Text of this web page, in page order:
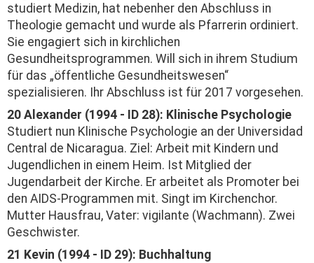
studiert Medizin, hat nebenher den Abschluss in
Theologie gemacht und wurde als Pfarrerin ordiniert.
Sie engagiert sich in kirchlichen
Gesundheitsprogrammen. Will sich in ihrem Studium
für das „öffentliche Gesundheitswesen“
spezialisieren. Ihr Abschluss ist für 2017 vorgesehen.
20 Alexander (1994 - ID 28): Klinische Psychologie
Studiert nun Klinische Psychologie an der Universidad
Central de Nicaragua. Ziel: Arbeit mit Kindern und
Jugendlichen in einem Heim. Ist Mitglied der
Jugendarbeit der Kirche. Er arbeitet als Promoter bei
den AIDS-Programmen mit. Singt im Kirchenchor.
Mutter Hausfrau, Vater: vigilante (Wachmann). Zwei
Geschwister.
21 Kevin (1994 - ID 29): Buchhaltung